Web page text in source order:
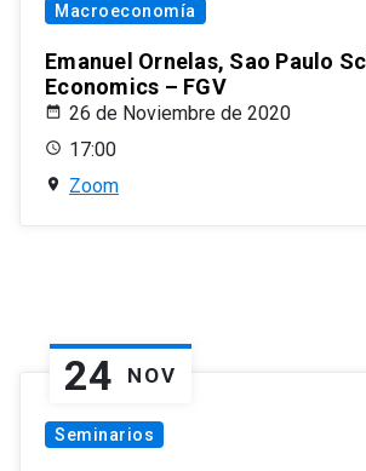
Macroeconomía
Emanuel Ornelas, Sao Paulo
Economics – FGV
26 de Noviembre de 2020
17:00
Zoom
24 NOV
Seminarios